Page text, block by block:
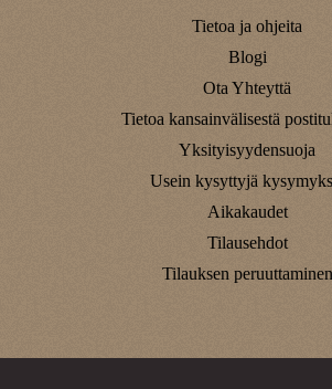
Tietoa ja ohjeita
Blogi
Ota Yhteyttä
Tietoa kansainvälisestä
Yksityisyydensuoja
Usein kysyttyjä
Aikakaudet
Tilausehdot
Tilauksen peruuttaminen